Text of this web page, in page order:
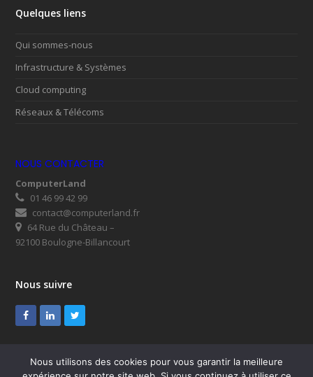
Quelques liens
Qui sommes-nous
Infrastructure & Systèmes
Cloud computing
Réseaux & Télécoms
NOUS CONTACTER
ComputerLand
01 46 99 42 99
contact@computerland.fr
64 Rue du Château –
92100 Boulogne-Billancourt
Nous suivre
Facebook
LinkedInTwitter
Nous utilisons des cookies pour vous garantir la meilleure